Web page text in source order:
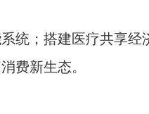
统；搭建医疗共享
费新生态。